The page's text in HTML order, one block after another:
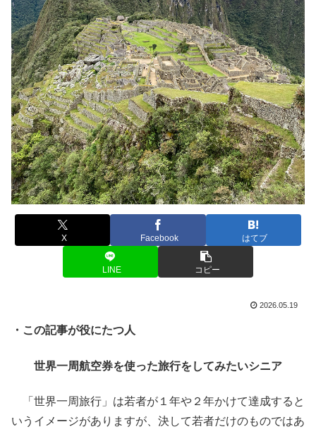
X Facebook はてブ
LINE コピー
2026.05.19
・この記事が役にたつ人
世界一周航空券を使った旅行をしてみたいシニア
「世界一周旅行」は若者が１年や２年かけて達成すると
いうイメージがありますが、決して若者だけのものではあ